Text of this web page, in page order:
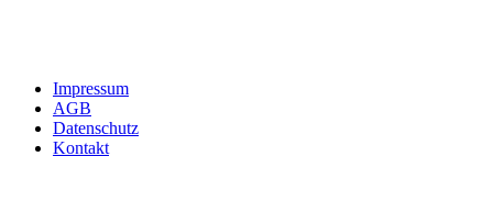
Impressum
AGB
Datenschutz
Kontakt